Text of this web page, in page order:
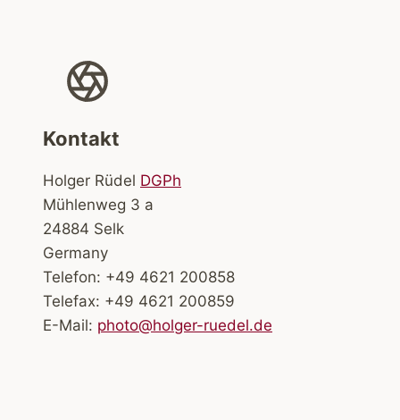
Kontakt
Holger Rüdel DGPh
Mühlenweg 3 a
24884 Selk
Germany
Telefon: +49 4621 200858
Telefax: +49 4621 200859
E-Mail: photo@holger-ruedel.de